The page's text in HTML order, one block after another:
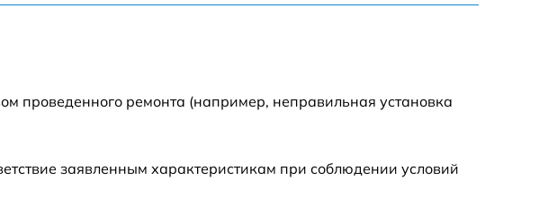
проведенного ремонта (например, неправильная установка
заявленным характеристикам при соблюдении условий